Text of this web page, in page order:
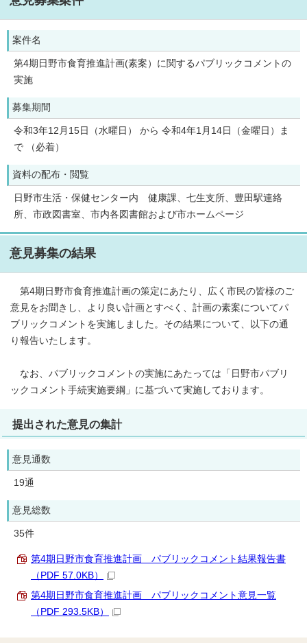
案件名
第4期日野市食育推進計画(素案）に関するパブリックコメントの
実施
募集期間
令和3年12月15日（水曜日） から 令和4年1月14日（金曜日）ま
で （必着）
資料の配布・閲覧
日野市生活・保健センター内 健康課、七生支所、豊田駅連絡
所、市政図書室、市内各図書館および市ホームページ
意見募集の結果
第4期日野市食育推進計画の策定にあたり、広く市民の皆様のご
意見をお聞きし、より良い計画とすべく、計画の素案についてパ
ブリックコメントを実施しました。その結果について、以下の通
り報告いたします。
なお、パブリックコメントの実施にあたっては「日野市パブリ
ックコメント手続実施要綱」に基づいて実施しております。
提出された意見の集計
意見通数
19通
意見総数
35件
第4期日野市食育推進計画 パブリックコメント結果報告書
（PDF 57.0KB）
第4期日野市食育推進計画 パブリックコメント意見一覧
（PDF 293.5KB）